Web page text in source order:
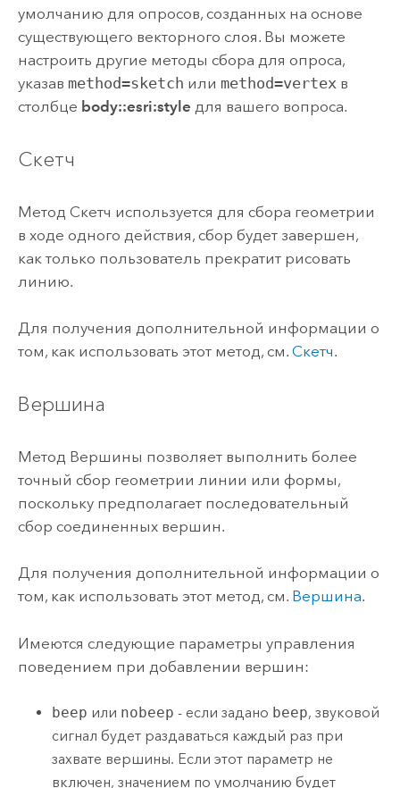
умолчанию для опросов, созданных на основе
существующего векторного слоя. Вы можете
настроить другие методы сбора для опроса,
указав method=sketch или method=vertexв
столбце body::esri:style для вашего вопроса.
Скетч
Метод Скетч используется для сбора геометрии
в ходе одного действия, сбор будет завершен,
как только пользователь прекратит рисовать
линию.
Для получения дополнительной информации о
том, как использовать этот метод, см. Скетч.
Вершина
Метод Вершины позволяет выполнить более
точный сбор геометрии линии или формы,
поскольку предполагает последовательный
сбор соединенных вершин.
Для получения дополнительной информации о
том, как использовать этот метод, см. Вершина.
Имеются следующие параметры управления
поведением при добавлении вершин:
beep или nobeep - если задано beep, звуковой
сигнал будет раздаваться каждый раз при
захвате вершины. Если этот параметр не
включен, значением по умолчанию будет